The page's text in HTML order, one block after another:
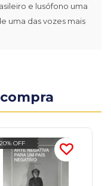
e lusófono uma
uma das vozes mais
20% OFF